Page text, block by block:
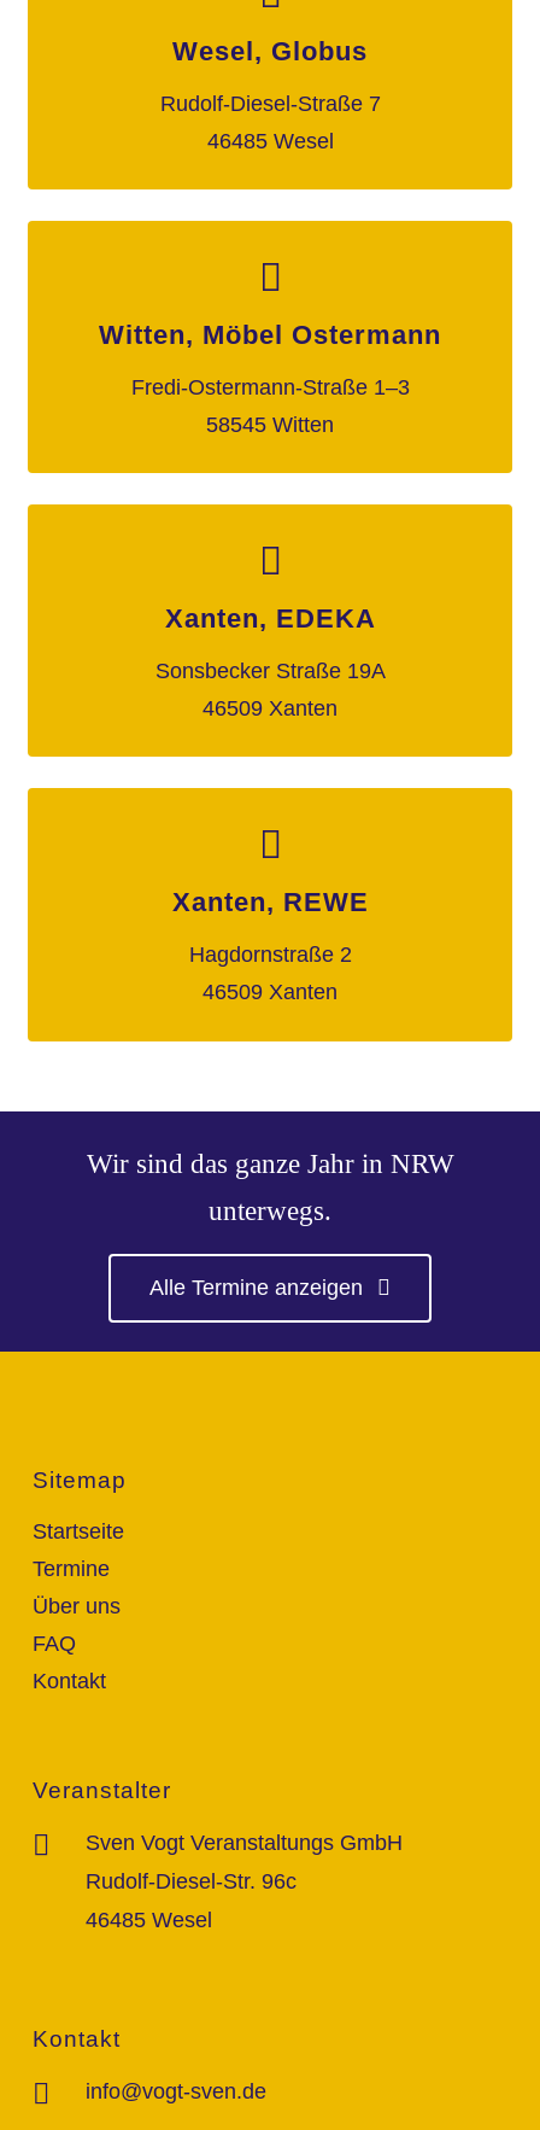
Wesel, Globus
Rudolf-Diesel-Straße 7
46485 Wesel
Witten, Möbel Ostermann
Fredi-Ostermann-Straße 1–3
58545 Witten
Xanten, EDEKA
Sonsbecker Straße 19A
46509 Xanten
Xanten, REWE
Hagdornstraße 2
46509 Xanten
Wir sind das ganze Jahr in NRW
unterwegs.
Alle Termine anzeigen
Sitemap
Startseite
Termine
Über uns
FAQ
Kontakt
Veranstalter
Sven Vogt Veranstaltungs GmbH
Rudolf-Diesel-Str. 96c
46485 Wesel
Kontakt
info@vogt-sven.de